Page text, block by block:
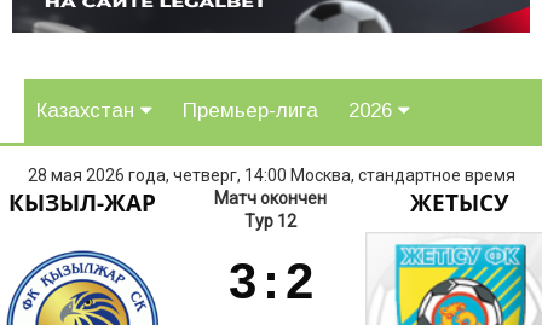
Казахстан Премьер-лига 2026
28 мая 2026 года, четверг, 14:00 Москва, стандартное время
КЫЗЫЛ-ЖАР
Матч окончен
Тур 12
3 : 2
ЖЕТЫСУ